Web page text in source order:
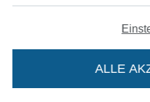
ALLE